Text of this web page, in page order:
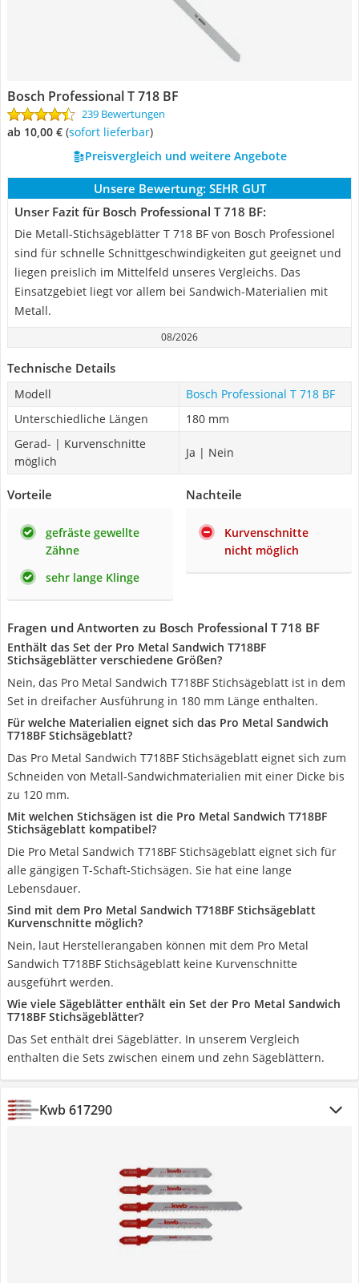
Bosch Professional T 718 BF
239 Bewertungen
ab 10,00 € ( Sofort lieferbar)
Preisvergleich und weitere Angebote
Unsere Bewertung: SEHR GUT
Unser Fazit für Bosch Professional T 718 BF:
Die Metall-Stichsägeblätter T 718 BF von Bosch Professionel
sind für schnelle Schnittgeschwindigkeiten gut geeignet und
liegen preislich im Mittelfeld unseres Vergleichs. Das
Einsatzgebiet liegt vor allem bei Sandwich-Materialien mit
Metall.
08/2026
Technische Details
Modell
Bosch Professional T 718 BF
Unterschiedliche Längen
180 mm
Gerad- | Kurvenschnitte
möglich
Ja | Nein
Vorteile
gefräste gewellte
Zähne
sehr lange Klinge
Nachteile
Kurvenschnitte
nicht möglich
Fragen und Antworten zu Bosch Professional T 718 BF
Enthält das Set der Pro Metal Sandwich T718BF
Stichsägeblätter verschiedene Größen?
Nein, das Pro Metal Sandwich T718BF Stichsägeblatt ist in dem
Set in dreifacher Ausführung in 180 mm Länge enthalten.
Für welche Materialien eignet sich das Pro Metal Sandwich
T718BF Stichsägeblatt?
Das Pro Metal Sandwich T718BF Stichsägeblatt eignet sich zum
Schneiden von Metall-Sandwichmaterialien mit einer Dicke bis
zu 120 mm.
Mit welchen Stichsägen ist die Pro Metal Sandwich T718BF
Stichsägeblatt kompatibel?
Die Pro Metal Sandwich T718BF Stichsägeblatt eignet sich für
alle gängigen T-Schaft-Stichsägen. Sie hat eine lange
Lebensdauer.
Sind mit dem Pro Metal Sandwich T718BF Stichsägeblatt
Kurvenschnitte möglich?
Nein, laut Herstellerangaben können mit dem Pro Metal
Sandwich T718BF Stichsägeblatt keine Kurvenschnitte
ausgeführt werden.
Wie viele Sägeblätter enthält ein Set der Pro Metal Sandwich
T718BF Stichsägeblätter?
Das Set enthält drei Sägeblätter. In unserem Vergleich
enthalten die Sets zwischen einem und zehn Sägeblättern.
Kwb 617290